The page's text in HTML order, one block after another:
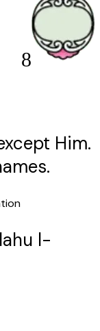
8
Him.
l-